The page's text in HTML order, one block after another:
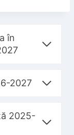
în
2027
2025-